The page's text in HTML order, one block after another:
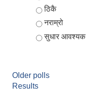
ठिकै
नराम्रो
सुधार आवश्यक
Older polls
Results